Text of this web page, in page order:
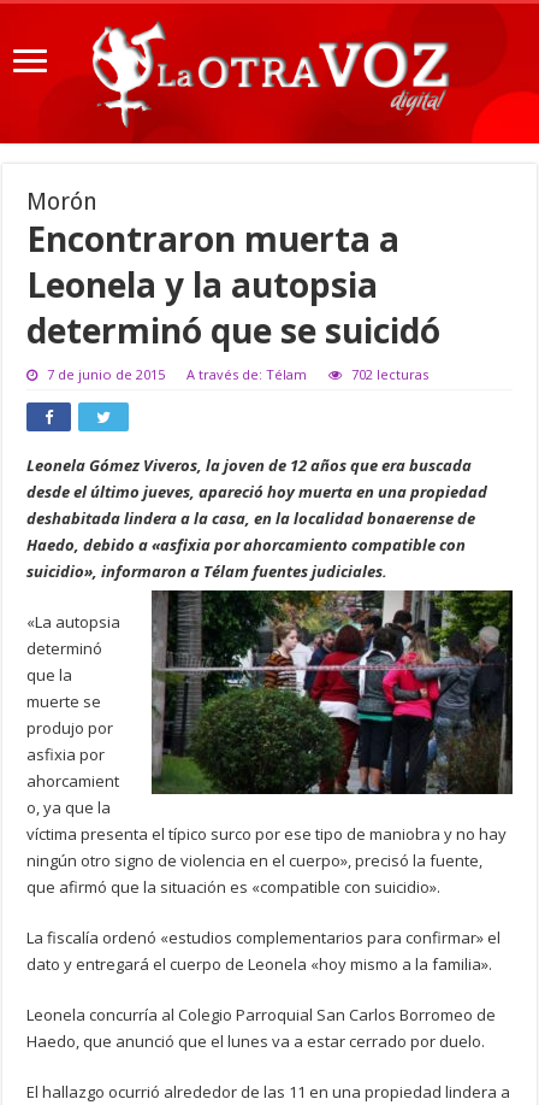
Morón
Encontraron muerta a
Leonela y la autopsia
determinó que se suicidó
7 de junio de 2015 A través de: Télam 702 lecturas
Leonela Gómez Viveros, la joven de 12 años que era buscada
desde el último jueves, apareció hoy muerta en una propiedad
deshabitada lindera a la casa, en la localidad bonaerense de
Haedo, debido a «asfixia por ahorcamiento compatible con
suicidio», informaron a Télam fuentes judiciales.
«La autopsia
determinó
que la
muerte se
produjo por
asfixia por
ahorcamient
o, ya que la
víctima presenta el típico surco por ese tipo de maniobra y no hay
ningún otro signo de violencia en el cuerpo», precisó la fuente,
que afirmó que la situación es «compatible con suicidio».
La fiscalía ordenó «estudios complementarios para confirmar» el
dato y entregará el cuerpo de Leonela «hoy mismo a la familia».
Leonela concurría al Colegio Parroquial San Carlos Borromeo de
Haedo, que anunció que el lunes va a estar cerrado por duelo.
El hallazgo ocurrió alrededor de las 11 en una propiedad lindera a